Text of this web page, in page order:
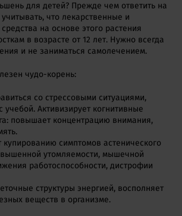
для детей? Прежде чем ответить на
что лекарственные и
на основе этого растения
в возрасте от 12 лет. Нужно всегда
и не заниматься самолечением.
чудо-корень:
со стрессовыми ситуациями,
учебой. Активизирует когнитивные
повышает концентрацию внимания,
купированию симптомов астенического
утомляемости, мышечной
работоспособности, дистрофии
структуры энергией, восполняет
веществ в организме.